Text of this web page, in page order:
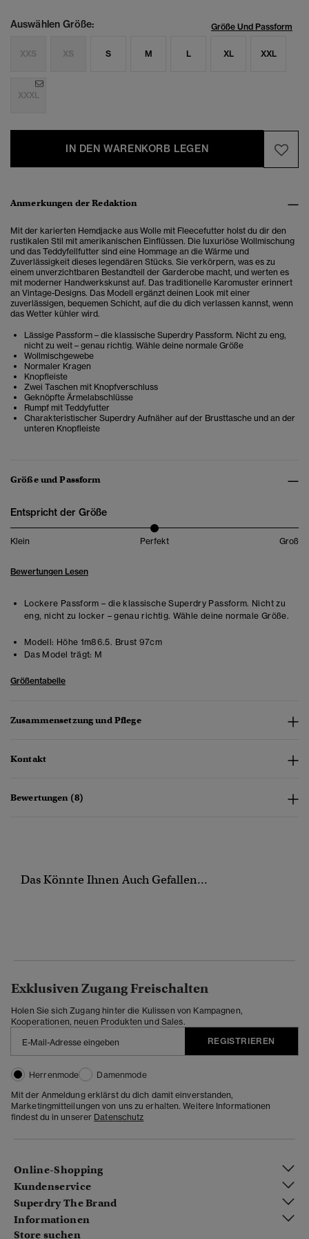
Auswählen Größe: Größe Und Passform
XXS XS S M L XL XXL
XXXL
IN DEN WARENKORB LEGEN
Anmerkungen der Redaktion
Mit der karierten Hemdjacke aus Wolle mit Fleecefutter holst du dir den
rustikalen Stil mit amerikanischen Einflüssen. Die luxuriöse Wollmischung
und das Teddyfellfutter sind eine Hommage an die Wärme und
Zuverlässigkeit dieses legendären Stücks. Sie verkörpern, was es zu
einem unverzichtbaren Bestandteil der Garderobe macht, und werten es
mit moderner Handwerkskunst auf. Das traditionelle Karomuster erinnert
an Vintage-Designs. Das Modell ergänzt deinen Look mit einer
zuverlässigen, bequemen Schicht, auf die du dich verlassen kannst, wenn
das Wetter kühler wird.
Lässige Passform – die klassische Superdry Passform. Nicht zu eng,
nicht zu weit – genau richtig. Wähle deine normale Größe
Wollmischgewebe
Normaler Kragen
Knopfleiste
Zwei Taschen mit Knopfverschluss
Geknöpfte Ärmelabschlüsse
Rumpf mit Teddyfutter
Charakteristischer Superdry Aufnäher auf der Brusttasche und an der
unteren Knopfleiste
Größe und Passform
Entspricht der Größe
Klein Perfekt Groß
Bewertungen Lesen
Lockere Passform – die klassische Superdry Passform. Nicht zu
eng, nicht zu locker – genau richtig. Wähle deine normale Größe.
Modell: Höhe 1m86.5. Brust 97cm
Das Model trägt: M
Größentabelle
Zusammensetzung und Pflege
Kontakt
Bewertungen (8)
Das Könnte Ihnen Auch Gefallen...
Exklusiven Zugang Freischalten
Holen Sie sich Zugang hinter die Kulissen von Kampagnen,
Kooperationen, neuen Produkten und Sales.
REGISTRIEREN
Herrenmode
Damenmode
Mit der Anmeldung erklärst du dich damit einverstanden,
Marketingmitteilungen von uns zu erhalten. Weitere Informationen
findest du in unserer Datenschutz
Online-Shopping
Kundenservice
Superdry The Brand
Informationen
Store suchen